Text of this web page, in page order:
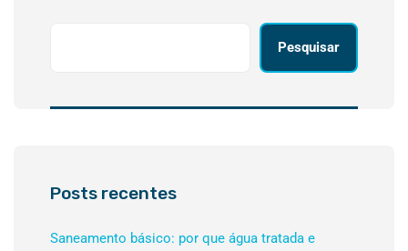
Pesquisar
Posts recentes
Saneamento básico: por que água tratada e